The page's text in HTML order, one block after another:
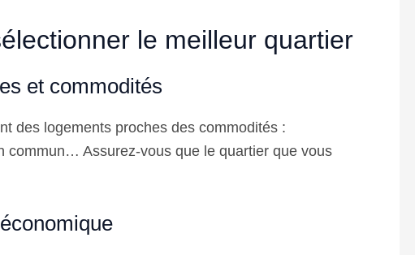
le meilleur quartier
et commodités
des logements proches des commodités :
commun… Assurez-vous que le quartier que vous